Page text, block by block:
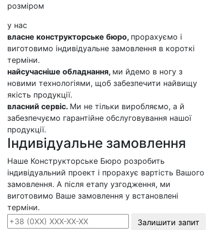
розміром
у нас
власне конструкторське бюро, прорахуємо і
виготовимо індивідуальне замовлення в короткі
терміни.
найсучасніше обладнання, ми йдемо в ногу з
новими технологіями, щоб забезпечити найвищу
якість продукції.
власний сервіс. Ми не тільки виробляємо, а й
забезпечуємо гарантійне обслуговування нашої
продукції.
Індивідуальне замовлення
Наше Конструкторське Бюро розробить
індивідуальний проект і прорахує вартість Вашого
замовлення. А після етапу узгодження, ми
виготовимо Ваше замовлення у встановлені
терміни.
Залишити запит